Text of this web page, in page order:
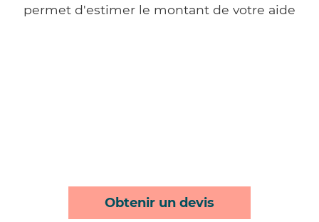
permet d'estimer le montant de votre aide
Obtenir un devis